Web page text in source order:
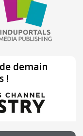
demain
!